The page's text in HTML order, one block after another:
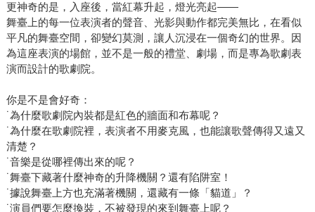
更神奇的是，入座後，當紅幕升起，燈光亮起——
舞臺上的每一位表演者的聲音、光影與動作都完美無比，在看似
平凡的舞臺空間，卻變幻莫測，讓人沉浸在一個奇幻的世界。因
為這座表演的場館，並不是一般的禮堂、劇場，而是專為歌劇表
演而設計的歌劇院。
你是不是會好奇：
˙為什麼歌劇院內裝都是紅色的牆面和布幕呢？
˙為什麼在歌劇院裡，表演者不用麥克風，也能讓歌聲傳得又遠又
清楚？
˙音樂是從哪裡傳出來的呢？
˙舞臺下藏著什麼神奇的升降機關？還有陷阱室！
˙據說舞臺上方也充滿著機關，還藏有一條「貓道」？
˙演員們要怎麼換裝，不被發現的來到舞臺上呢？